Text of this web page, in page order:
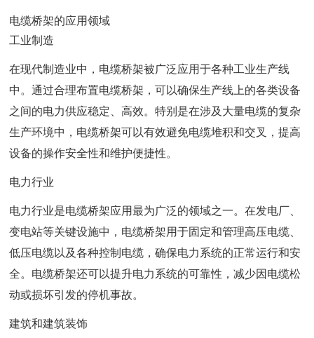
电缆桥架的应用领域
工业制造
在现代制造业中，电缆桥架被广泛应用于各种工业生产线
中。通过合理布置电缆桥架，可以确保生产线上的各类设备
之间的电力供应稳定、高效。特别是在涉及大量电缆的复杂
生产环境中，电缆桥架可以有效避免电缆堆积和交叉，提高
设备的操作安全性和维护便捷性。
电力行业
电力行业是电缆桥架应用最为广泛的领域之一。在发电厂、
变电站等关键设施中，电缆桥架用于固定和管理高压电缆、
低压电缆以及各种控制电缆，确保电力系统的正常运行和安
全。电缆桥架还可以提升电力系统的可靠性，减少因电缆松
动或损坏引发的停机事故。
建筑和建筑装饰